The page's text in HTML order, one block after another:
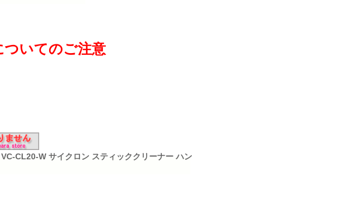
ついてのご注意
CL20-W サイクロン スティッククリーナー ハン